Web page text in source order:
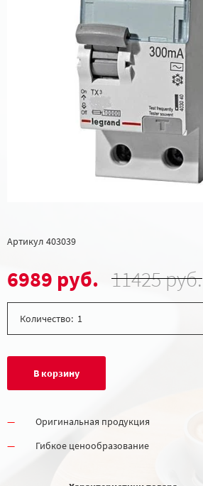
Артикул 403039
6989 руб. 11425 руб.
Количество:
В корзину
Оригинальная продукция
Гибкое ценообразование